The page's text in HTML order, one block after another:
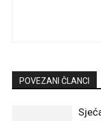
POVEZANI ČLANCI